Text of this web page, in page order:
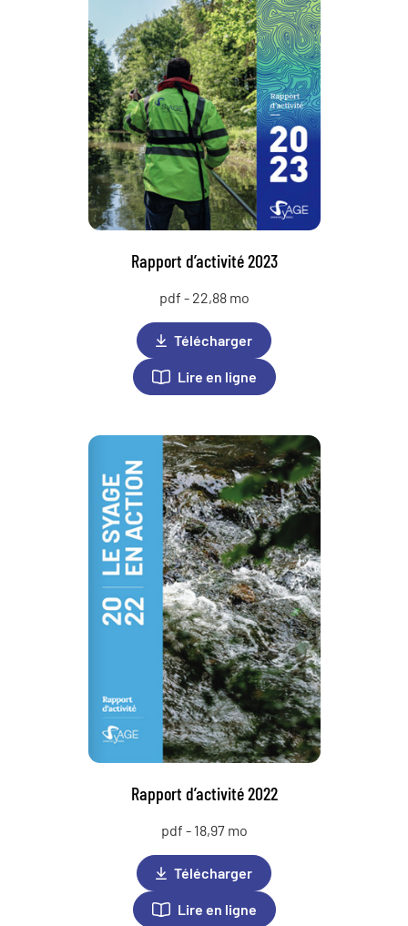
Rapport d’activité 2023
pdf - 22,88 mo
Télécharger
Lire en ligne
Rapport d’activité 2022
pdf - 18,97 mo
Télécharger
Lire en ligne